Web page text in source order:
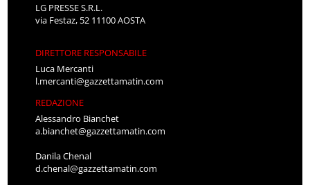
LG PRESSE S.R.L.
via Festaz, 52 11100 AOSTA
DIRETTORE RESPONSABILE
Luca Mercanti
l.mercanti@gazzettamatin.com
REDAZIONE
Alessandro Bianchet
a.bianchet@gazzettamatin.com
Danila Chenal
d.chenal@gazzettamatin.com